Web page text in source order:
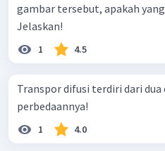
gambar tersebut, apakah
Jelaskan!
1 4.5
Transpor difusi terdiri dari dua
perbedaannya!
1 4.0